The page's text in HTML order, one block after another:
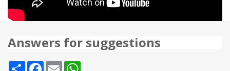
Answers for suggestions
Share Facebook
Email